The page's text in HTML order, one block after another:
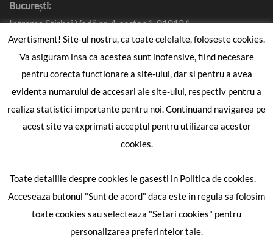
București:
Intrarea Știrbei Vodă nr. 4, sector 1, 010124
+40 727 349 369
+40 332 408 998
contact@avocatmitoseriu.ro
URMĂREȘTE ȘI
Internet Technologies
Avertisment! Site-ul nostru, ca toate celelalte, foloseste cookies.
Va asiguram insa ca acestea sunt inofensive, fiind necesare
pentru corecta functionare a site-ului, dar si pentru a avea
evidenta numarului de accesari ale site-ului, respectiv pentru a
realiza statistici importante pentru noi. Continuand navigarea pe
acest site va exprimati acceptul pentru utilizarea acestor
cookies.
Toate detaliile despre cookies le gasesti in Politica de cookies.
Acceseaza butonul "Sunt de acord" daca este in regula sa folosim
toate cookies sau selecteaza "Setari cookies" pentru
personalizarea preferintelor tale.